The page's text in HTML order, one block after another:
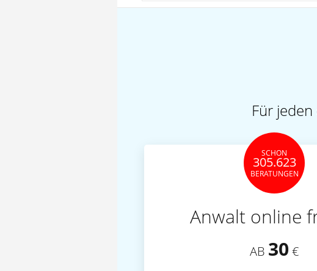
Für
SCHON
305.623
BERATUNGEN
Anwalt online
AB 30 €